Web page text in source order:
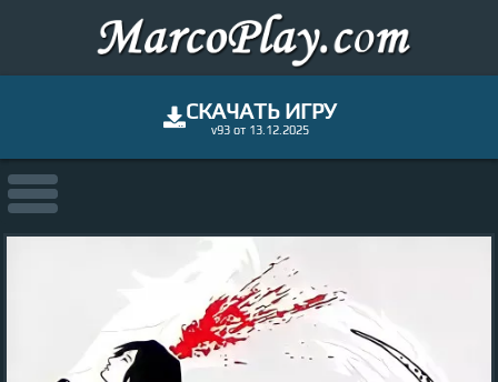
СКАЧАТЬ ИГРУ
v93 от 13.12.2025